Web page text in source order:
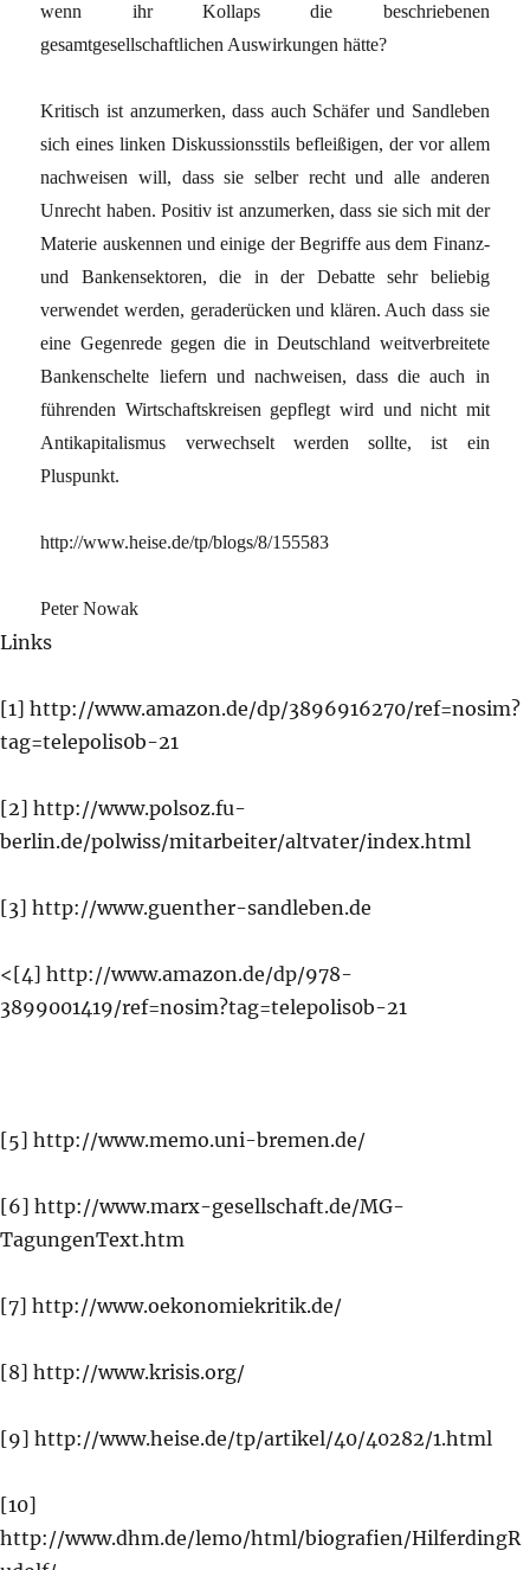
wenn ihr Kollaps die beschriebenen
gesamtgesellschaftlichen Auswirkungen hätte?
Kritisch ist anzumerken, dass auch Schäfer und Sandleben
sich eines linken Diskussionsstils befleißigen, der vor allem
nachweisen will, dass sie selber recht und alle anderen
Unrecht haben. Positiv ist anzumerken, dass sie sich mit der
Materie auskennen und einige der Begriffe aus dem Finanz-
und Bankensektoren, die in der Debatte sehr beliebig
verwendet werden, geraderücken und klären. Auch dass sie
eine Gegenrede gegen die in Deutschland weitverbreitete
Bankenschelte liefern und nachweisen, dass die auch in
führenden Wirtschaftskreisen gepflegt wird und nicht mit
Antikapitalismus verwechselt werden sollte, ist ein
Pluspunkt.
http://www.heise.de/tp/blogs/8/155583
Peter Nowak
Links
[1] http://www.amazon.de/dp/3896916270/ref=nosim?
tag=telepolis0b-21
[2] http://www.polsoz.fu-
berlin.de/polwiss/mitarbeiter/altvater/index.html
[3] http://www.guenther-sandleben.de
<[4] http://www.amazon.de/dp/978-
3899001419/ref=nosim?tag=telepolis0b-21
[5] http://www.memo.uni-bremen.de/
[6] http://www.marx-gesellschaft.de/MG-
TagungenText.htm
[7] http://www.oekonomiekritik.de/
[8] http://www.krisis.org/
[9] http://www.heise.de/tp/artikel/40/40282/1.html
[10]
http://www.dhm.de/lemo/html/biografien/HilferdingR